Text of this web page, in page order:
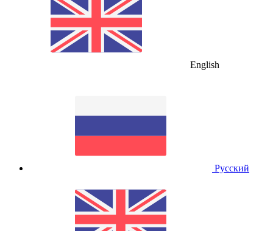
English
Русский